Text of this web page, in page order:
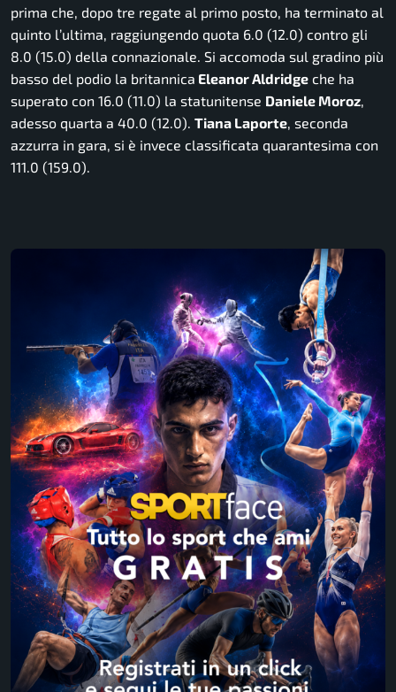
prima che, dopo tre regate al primo posto, ha terminato al
quinto l’ultima, raggiungendo quota 6.0 (12.0) contro gli
8.0 (15.0) della connazionale. Si accomoda sul gradino più
basso del podio la britannica Eleanor Aldridge che ha
superato con 16.0 (11.0) la statunitense Daniele Moroz,
adesso quarta a 40.0 (12.0). Tiana Laporte, seconda
azzurra in gara, si è invece classificata quarantesima con
111.0 (159.0).